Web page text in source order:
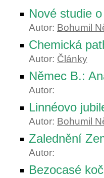
Nové studie
Autor: Bohumil
Chemická
Autor: Články
Němec B.:
Autor:
Linnéovo
Autor: Bohumil
Zalednění
Autor:
Bezocasé